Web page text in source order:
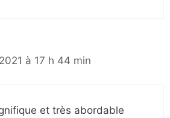
à 17 h 44 min
et très abordable